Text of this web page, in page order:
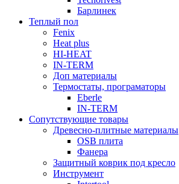
Барлинек
Теплый пол
Fenix
Heat plus
HI-HEAT
IN-TERM
Доп материалы
Термостаты, програматоры
Eberle
IN-TERM
Сопутствующие товары
Древесно-плитные материалы
OSB плита
Фанера
Защитный коврик под кресло
Инструмент